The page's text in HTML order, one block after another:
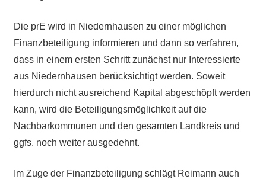
Die prE wird in Niedernhausen zu einer möglichen
Finanzbeteiligung informieren und dann so verfahren,
dass in einem ersten Schritt zunächst nur Interessierte
aus Niedernhausen berücksichtigt werden. Soweit
hierdurch nicht ausreichend Kapital abgeschöpft werden
kann, wird die Beteiligungsmöglichkeit auf die
Nachbarkommunen und den gesamten Landkreis und
ggfs. noch weiter ausgedehnt.
Im Zuge der Finanzbeteiligung schlägt Reimann auch